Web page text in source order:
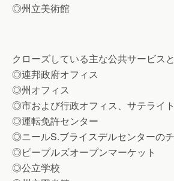
◎州立美術館
クローズしている主な公共サービス
◎連邦政府オフィス
◎州オフィス
◎市および行政オフィス、サテライ
◎運転免許センター
◎ニールS.ブライスデルセンターの
◎ピープルズオープンマーケット
◎公立学校